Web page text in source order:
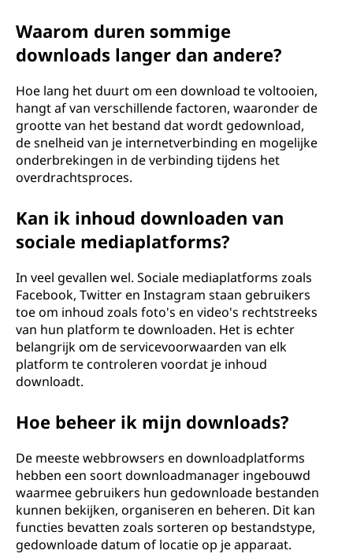
Waarom duren sommige
downloads langer dan andere?
Hoe lang het duurt om een download te voltooien,
hangt af van verschillende factoren, waaronder de
grootte van het bestand dat wordt gedownload,
de snelheid van je internetverbinding en mogelijke
onderbrekingen in de verbinding tijdens het
overdrachtsproces.
Kan ik inhoud downloaden van
sociale mediaplatforms?
In veel gevallen wel. Sociale mediaplatforms zoals
Facebook, Twitter en Instagram staan gebruikers
toe om inhoud zoals foto's en video's rechtstreeks
van hun platform te downloaden. Het is echter
belangrijk om de servicevoorwaarden van elk
platform te controleren voordat je inhoud
downloadt.
Hoe beheer ik mijn downloads?
De meeste webbrowsers en downloadplatforms
hebben een soort downloadmanager ingebouwd
waarmee gebruikers hun gedownloade bestanden
kunnen bekijken, organiseren en beheren. Dit kan
functies bevatten zoals sorteren op bestandstype,
gedownloade datum of locatie op je apparaat.